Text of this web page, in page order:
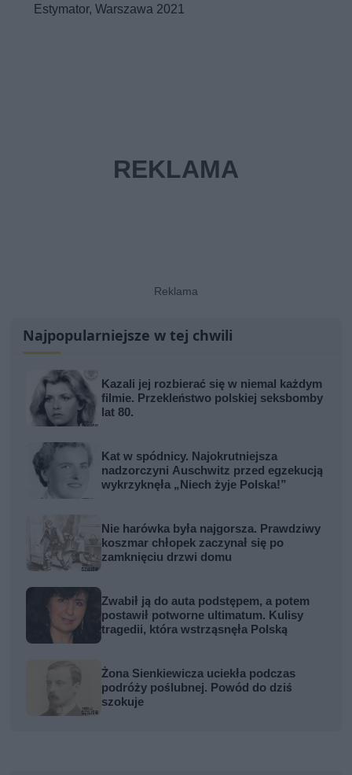
Estymator, Warszawa 2021
Najpopularniejsze w tej chwili
Kazali jej rozbierać się w niemal każdym
filmie. Przekleństwo polskiej seksbomby
lat 80.
Kat w spódnicy. Najokrutniejsza
nadzorczyni Auschwitz przed egzekucją
wykrzyknęła „Niech żyje Polska!”
Nie harówka była najgorsza. Prawdziwy
koszmar chłopek zaczynał się po
zamknięciu drzwi domu
Zwabił ją do auta podstępem, a potem
postawił potworne ultimatum. Kulisy
tragedii, która wstrząsnęła Polską
Żona Sienkiewicza uciekła podczas
podróży poślubnej. Powód do dziś
szokuje